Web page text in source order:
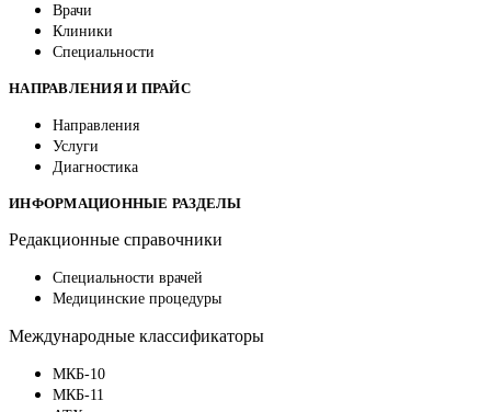
Врачи
Клиники
Специальности
НАПРАВЛЕНИЯ И ПРАЙС
Направления
Услуги
Диагностика
ИНФОРМАЦИОННЫЕ РАЗДЕЛЫ
Редакционные справочники
Специальности врачей
Медицинские процедуры
Международные классификаторы
МКБ-10
МКБ-11